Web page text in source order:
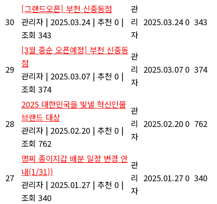
30
[그랜드오픈] 부천 신중동점
관리자 | 2025.03.24 | 추천 0 |
조회 343
관
리
자
2025.03.24 0 343
29
[3월 중순 오픈예정] 부천 신중동
점
관리자 | 2025.03.07 | 추천 0 |
조회 374
관
리
자
2025.03.07 0 374
28
2025 대한민국을 빛낼 혁신인물
브랜드 대상
관리자 | 2025.02.20 | 추천 0 |
조회 762
관
리
자
2025.02.20 0 762
27
명찌 종이지갑 배분 일정 변경 안
내(1/31))
관리자 | 2025.01.27 | 추천 0 |
조회 340
관
리
자
2025.01.27 0 340